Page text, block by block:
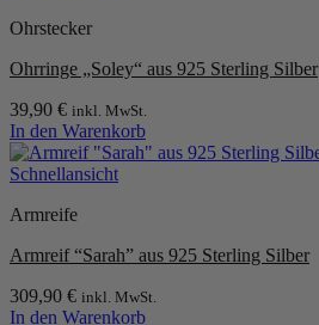
Ohrstecker
Ohrringe „Soley“ aus 925 Sterling Silber
39,90 € inkl. MwSt.
In den Warenkorb
Schnellansicht
Armreife
Armreif “Sarah” aus 925 Sterling Silber
309,90 € inkl. MwSt.
In den Warenkorb